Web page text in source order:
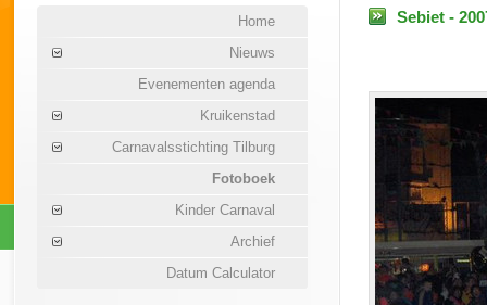
Home
Nieuws
Evenementen agenda
Kruikenstad
Carnavalsstichting Tilburg
Fotoboek
Kinder Carnaval
Archief
Datum Calculator
Sebiet -